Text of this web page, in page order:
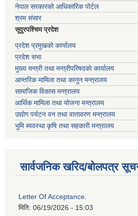
नेपाल सरकारको आधिकारिक पोर्टल
श्रम संसार
सूदुरपश्चिम प्रदेश
प्रदेश प्रमुखको कार्यालय
प्रदेश सभा
मुख्य मन्त्री तथा मन्त्रीपरिषदको कार्यालय
आन्तरिक मामिला तथा कानुन मन्त्रालय
सामाजिक विकास मन्त्रालय
आर्थिक मामिला तथा योजना मन्त्रालय
उद्योग पर्यटन वन तथा वातावरण मन्त्रालय
भुमि ब्यवस्था कृषि तथा सहकारी मन्त्रालय
सार्वजनिक खरिद/बोलपत्र
Letter Of Acceptance.
मिति: 06/19/2026 - 15:03